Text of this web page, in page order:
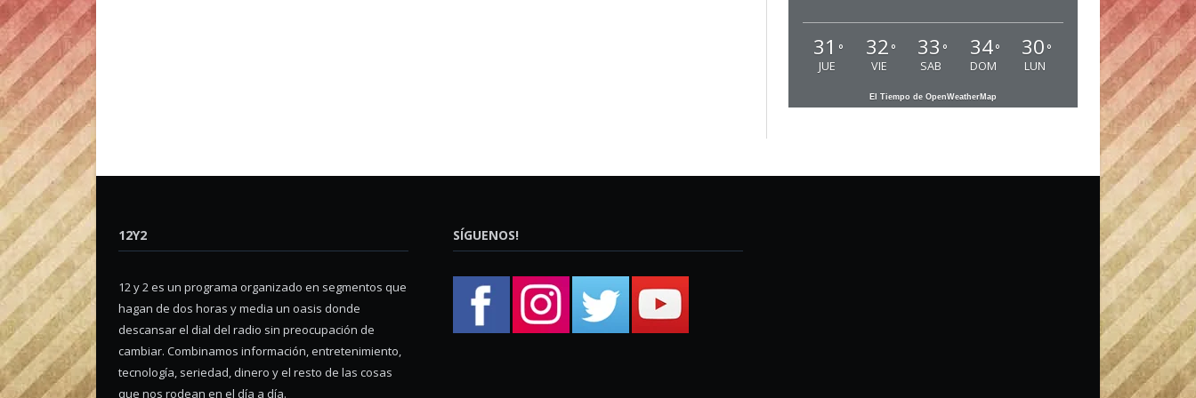
31 °
JUE
32 °
VIE
33 °
SAB
34°
DOM
30 °
LUN
El Tiempo de OpenWeatherMap
12Y2
12 y 2 es un programa organizado en segmentos que
hagan de dos horas y media un oasis donde
descansar el dial del radio sin preocupación de
cambiar. Combinamos información, entretenimiento,
tecnología, seriedad, dinero y el resto de las cosas
que nos rodean en el día a día.
SÍGUENOS!